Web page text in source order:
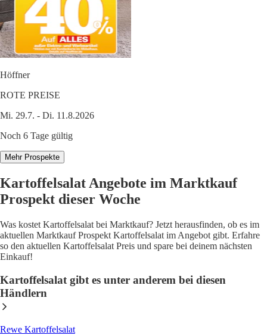
Höffner
ROTE PREISE
Mi. 29.7. - Di. 11.8.2026
Noch 6 Tage gültig
Mehr Prospekte
Kartoffelsalat Angebote im Marktkauf
Prospekt dieser Woche
Was kostet Kartoffelsalat bei Marktkauf? Jetzt herausfinden, ob es im
aktuellen Marktkauf Prospekt Kartoffelsalat im Angebot gibt. Erfahre
so den aktuellen Kartoffelsalat Preis und spare bei deinem nächsten
Einkauf!
Kartoffelsalat gibt es unter anderem bei diesen
Händlern
Rewe Kartoffelsalat